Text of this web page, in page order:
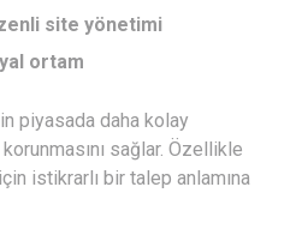
site yönetimi
ortam
piyasada daha kolay
sağlar. Özellikle
istikrarlı bir talep anlamına